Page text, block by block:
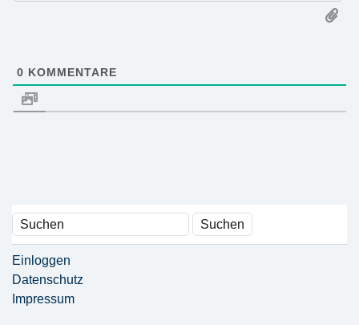
0 KOMMENTARE
Einloggen
Datenschutz
Impressum